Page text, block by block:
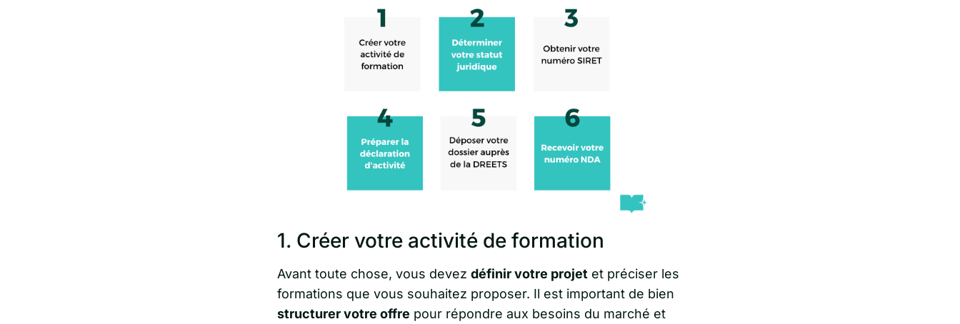
1. Créer votre activité de formation
Avant toute chose, vous devez définir votre projet et préciser les
formations que vous souhaitez proposer. Il est important de bien
structurer votre offre pour répondre aux besoins du marché et